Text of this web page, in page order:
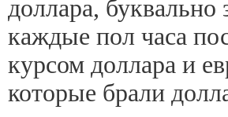
доллара, буквально
каждые пол часа
курсом доллара и
которые брали